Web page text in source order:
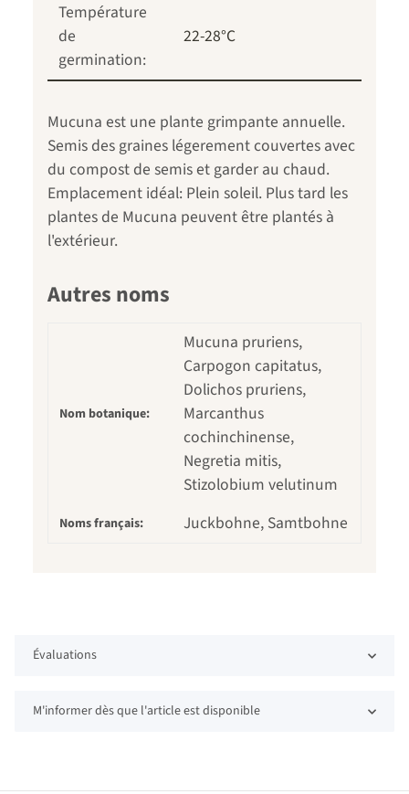
Température
de
germination:
22-28°C
Mucuna est une plante grimpante annuelle.
Semis des graines légerement couvertes avec
du compost de semis et garder au chaud.
Emplacement idéal: Plein soleil. Plus tard les
plantes de Mucuna peuvent être plantés à
l'extérieur.
Autres noms
Nom botanique:
Mucuna pruriens,
Carpogon capitatus,
Dolichos pruriens,
Marcanthus
cochinchinense,
Negretia mitis,
Stizolobium velutinum
Noms français: Juckbohne, Samtbohne
Évaluations
M'informer dès que l'article est disponible